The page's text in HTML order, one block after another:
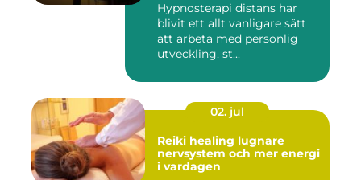
Hypnosterapi distans har
blivit ett allt vanligare sätt
att arbeta med personlig
utveckling, st...
02. jul
Reiki healing lugnare
nervsystem och mer energi
i vardagen